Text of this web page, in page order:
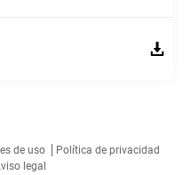
de uso
Política de privacidad
legal